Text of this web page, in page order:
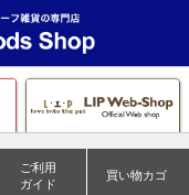
ご利用
ガイド
買い物カゴ